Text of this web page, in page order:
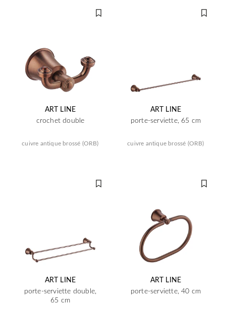
ART LINE
crochet double
cuivre antique brossé (ORB)
ART LINE
porte-serviette, 65 cm
cuivre antique brossé (ORB)
ART LINE
porte-serviette double,
65 cm
ART LINE
porte-serviette, 40 cm